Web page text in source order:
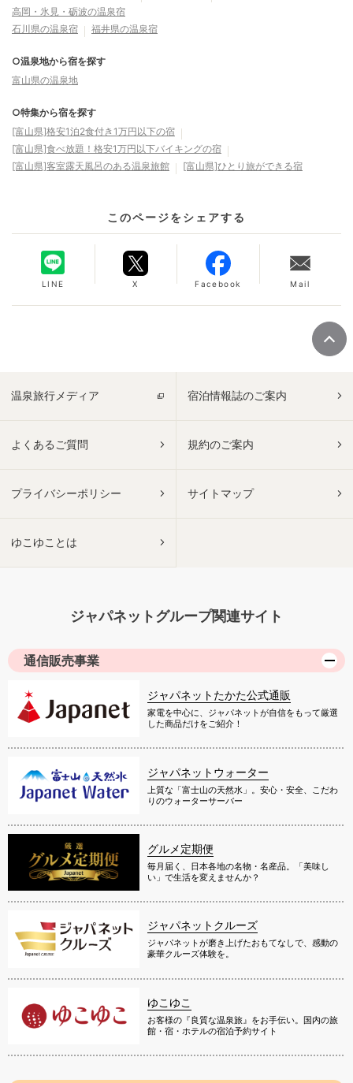
高岡・氷見・砺波の温泉宿
石川県の温泉宿
福井県の温泉宿
○温泉地から宿を探す
富山県の温泉地
○特集から宿を探す
[富山県]格安1泊2食付き1万円以下の宿
[富山県]食べ放題！格安1万円以下バイキングの宿
[富山県]客室露天風呂のある温泉旅館
[富山県]ひとり旅ができる宿
このページをシェアする
LINE X Facebook Mail
温泉旅行メディア 宿泊情報誌のご案内
よくあるご質問 規約のご案内
プライバシーポリシー サイトマップ
ゆこゆことは
ジャパネットグループ関連サイト
通信販売事業
ジャパネットたかた公式通販
家電を中心に、ジャパネットが自信をもって厳選
した商品だけをご紹介！
ジャパネットウォーター
上質な「富士山の天然水」。安心・安全、こだわ
りのウォーターサーバー
グルメ定期便
毎月届く、日本各地の名物・名産品。「美味し
い」で生活を変えませんか？
ジャパネットクルーズ
ジャパネットが磨き上げたおもてなしで、感動の
豪華クルーズ体験を。
ゆこゆこ
お客様の『良質な温泉旅』をお手伝い。国内の旅
館・宿・ホテルの宿泊予約サイト